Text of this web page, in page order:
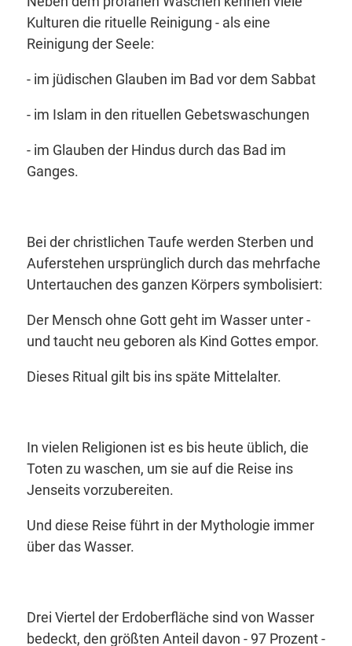
Kulturen die rituelle Reinigung - als eine
Reinigung der Seele:
- im jüdischen Glauben im Bad vor dem Sabbat
- im Islam in den rituellen Gebetswaschungen
- im Glauben der Hindus durch das Bad im
Ganges.
Bei der christlichen Taufe werden Sterben und
Auferstehen ursprünglich durch das mehrfache
Untertauchen des ganzen Körpers symbolisiert:
Der Mensch ohne Gott geht im Wasser unter -
und taucht neu geboren als Kind Gottes empor.
Dieses Ritual gilt bis ins späte Mittelalter.
In vielen Religionen ist es bis heute üblich, die
Toten zu waschen, um sie auf die Reise ins
Jenseits vorzubereiten.
Und diese Reise führt in der Mythologie immer
über das Wasser.
Drei Viertel der Erdoberfläche sind von Wasser
bedeckt, den größten Anteil davon - 97 Prozent -